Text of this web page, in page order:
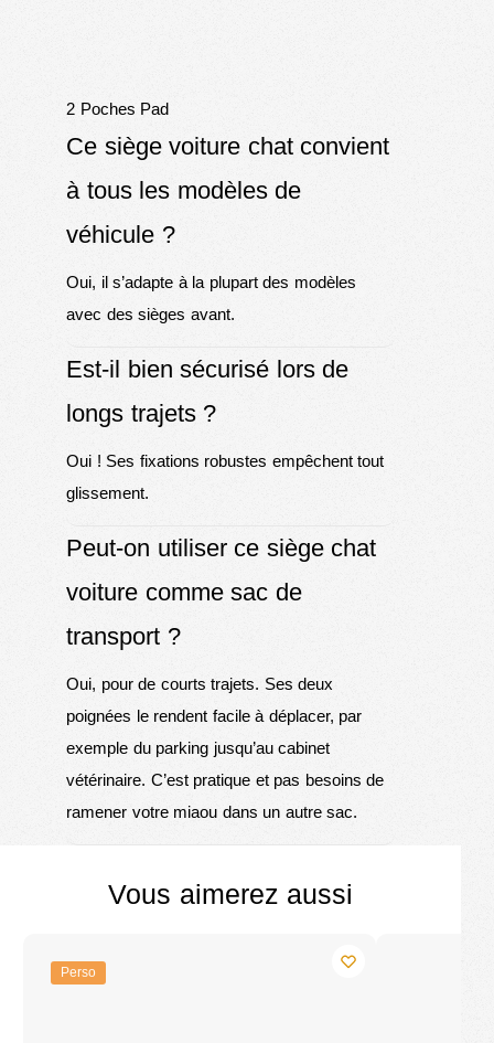
2 Poches Pad
Ce siège voiture chat convient
à tous les modèles de
véhicule ?
Oui, il s’adapte à la plupart des modèles
avec des sièges avant.
Est-il bien sécurisé lors de
longs trajets ?
Oui ! Ses fixations robustes empêchent tout
glissement.
Peut-on utiliser ce siège chat
voiture comme sac de
transport ?
Oui, pour de courts trajets. Ses deux
poignées le rendent facile à déplacer, par
exemple du parking jusqu’au cabinet
vétérinaire. C’est pratique et pas besoins de
ramener votre miaou dans un autre sac.
Vous aimerez aussi
Perso